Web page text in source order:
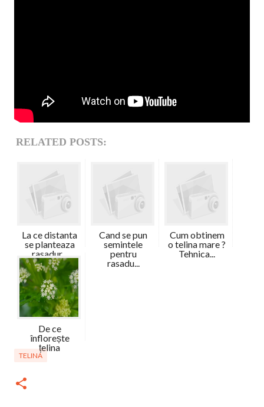
RELATED POSTS:
La ce distanta
se planteaza
rasadur...
Cand se pun
semintele
pentru
rasadu...
Cum obtinem
o telina mare ?
Tehnica...
De ce
înflorește
țelina
TELINA